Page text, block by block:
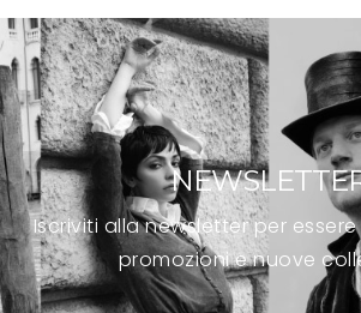
Iscriviti alla newsletter per
promozioni e nuove